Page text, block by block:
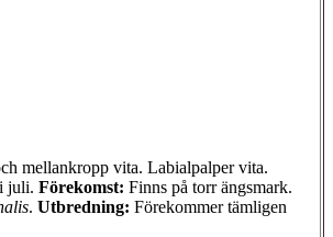
mellankropp vita. Labialpalper vita.
juli. Förekomst: Finns på torr ängsmark.
. Utbredning: Förekommer tämligen